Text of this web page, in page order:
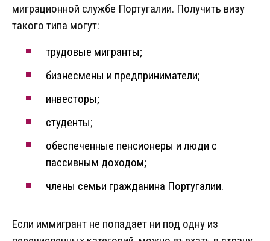
миграционной службе Португалии. Получить визу
такого типа могут:
трудовые мигранты;
бизнесмены и предприниматели;
инвесторы;
студенты;
обеспеченные пенсионеры и люди с
пассивным доходом;
члены семьи гражданина Португалии.
Если иммигрант не попадает ни под одну из